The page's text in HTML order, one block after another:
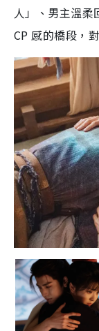
人」、男主溫柔
CP 感的橋段，